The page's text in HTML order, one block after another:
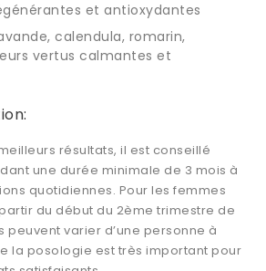
et antioxydantes
calendula, romarin,
vertus calmantes et
résultats, il est conseillé
une durée minimale de 3 mois à
quotidiennes. Pour les femmes
du début du 2ème trimestre de
peuvent varier d’une personne à
la posologie est très important pour